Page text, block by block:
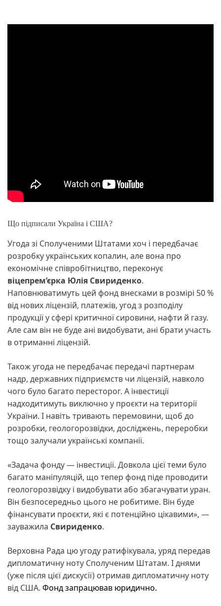
Що підписали Україна і США?
Угода зі Сполученими Штатами хоч і передбачає
розробку українських копалин, але вона про
економічне співробітництво, переконує
віцепрем’єрка Юлія Свириденко.
Наповнюватимуть цей фонд внесками в розмірі 50 %
від нових ліцензій, платежів, угод з розподілу
продукції у сфері критичної сировини, нафти й газу.
Але сам він не буде ані видобувати, ані брати участь
в отриманні ліцензій.
Також угода не передбачає передачі партнерам
надр, державних підприємств чи ліцензій, навколо
чого було багато пересторог. А інвестиції
надходитимуть виключно у проєкти на території
України. І навіть тривають перемовини, щоб до
розробки, геологорозвідки, досліджень, переробки
тощо залучали українські компанії.
«Задача фонду — інвестиції. Довкола цієї теми було
багато маніпуляцій, що тепер фонд піде проводити
геологорозвідку і видобувати або збагачувати уран.
Він безпосередньо цього не робитиме. Він буде
фінансувати проєкти, які є потенційно цікавими», —
зауважила Свириденко.
Верховна Рада цю угоду ратифікувала, уряд передав
дипломатичну ноту Сполученим Штатам. І днями
(уже після цієї дискусії) отримав дипломатичну ноту
від США. Фондзапрацював юридично.